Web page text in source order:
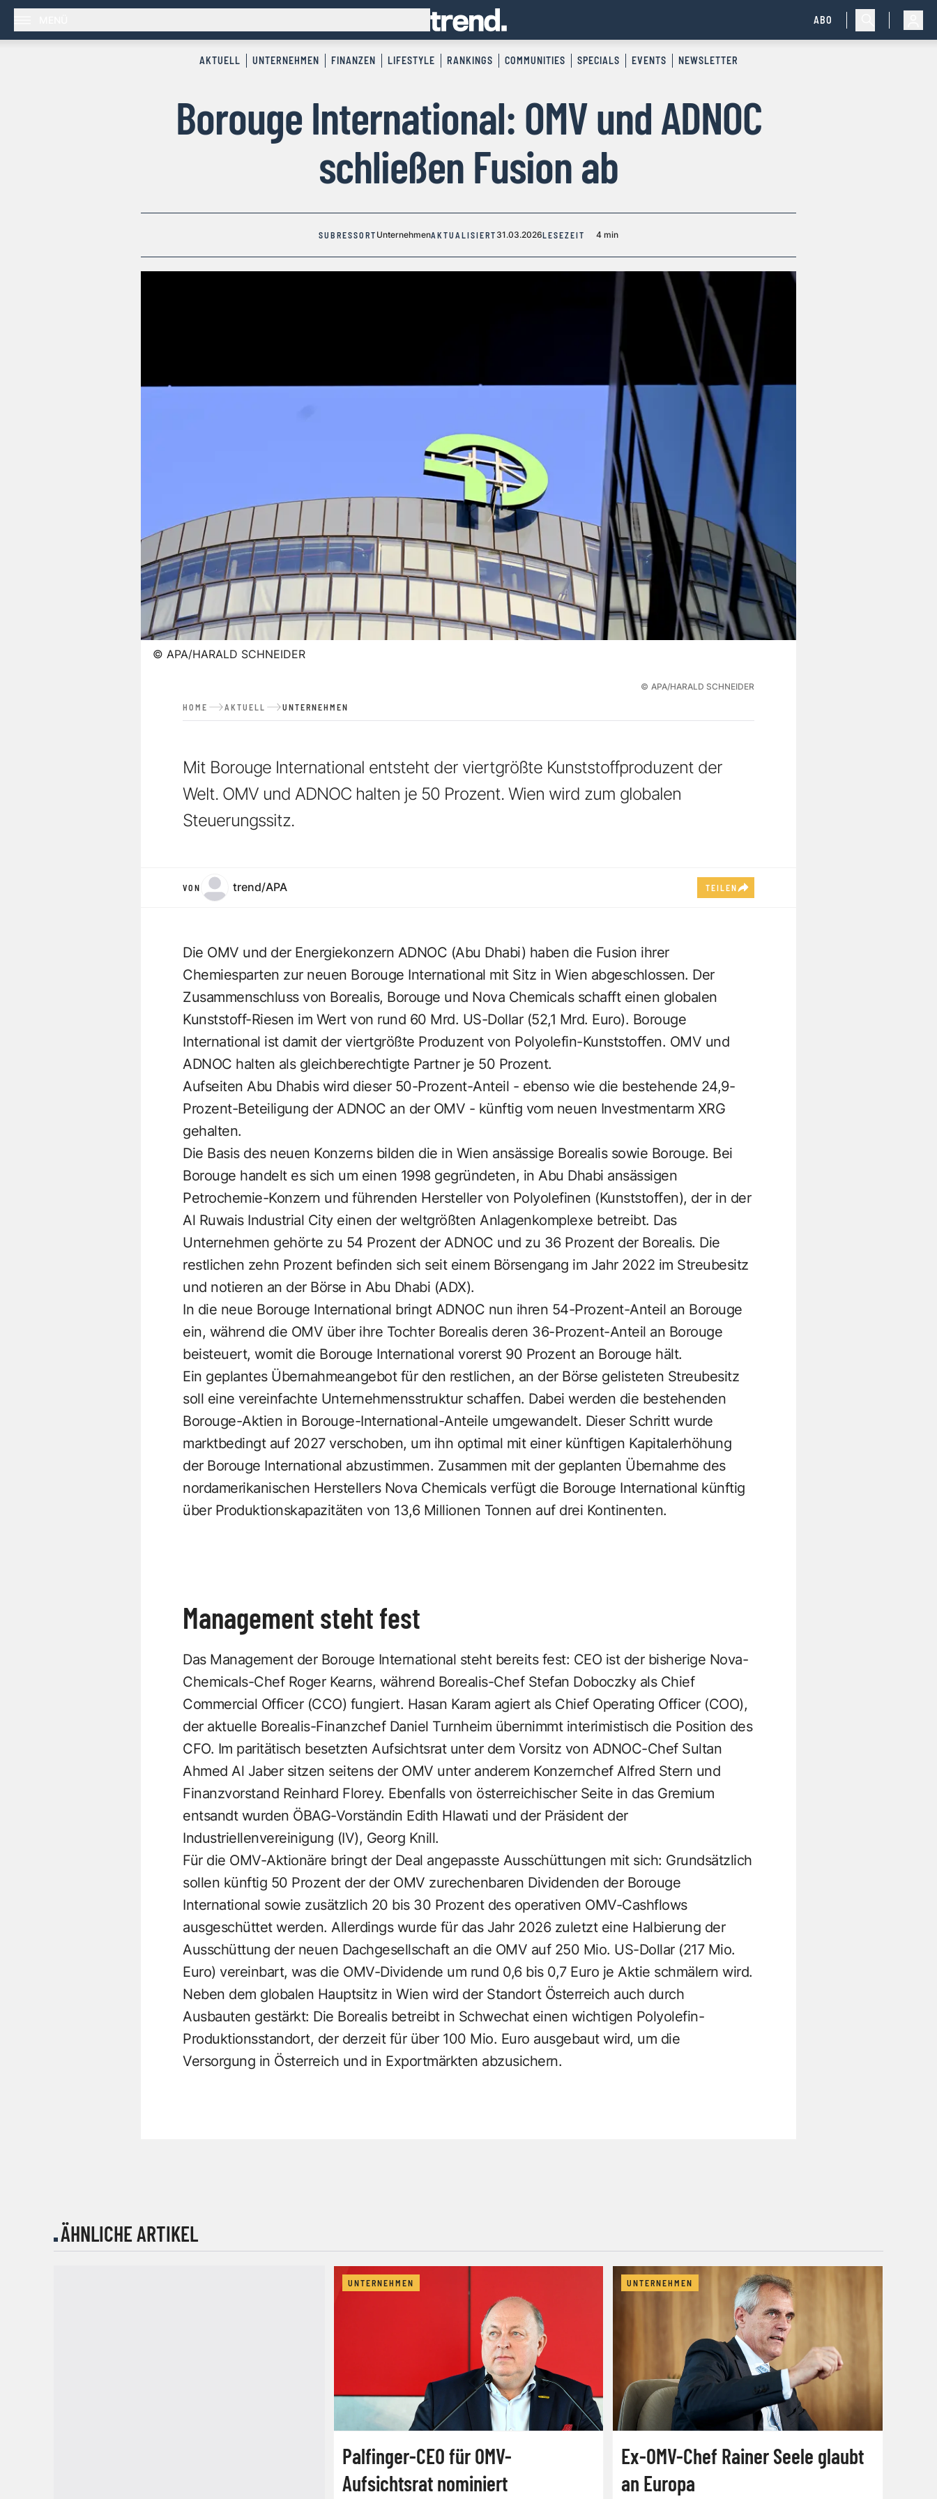
ABO
AKTUELL UNTERNEHMEN FINANZEN LIFESTYLE RANKINGS COMMUNITIES SPECIALS EVENTS NEWSLETTER
Borouge International: OMV und ADNOC
schließen Fusion ab
SUBRESSORT UnternehmenAKTUALISIERT 31.03.2026LESEZEIT 4 min
© APA/HARALD SCHNEIDER
© APA/HARALD SCHNEIDER
HOME AKTUELL UNTERNEHMEN
Mit Borouge International entsteht der viertgrößte Kunststoffproduzent der
Welt. OMV und ADNOC halten je 50 Prozent. Wien wird zum globalen
Steuerungssitz.
VON trend/APA TEILEN
Die OMV und der Energiekonzern ADNOC (Abu Dhabi) haben die Fusion ihrer
Chemiesparten zur neuen Borouge International mit Sitz in Wien abgeschlossen. Der
Zusammenschluss von Borealis, Borouge und Nova Chemicals schafft einen globalen
Kunststoff-Riesen im Wert von rund 60 Mrd. US-Dollar (52,1 Mrd. Euro). Borouge
International ist damit der viertgrößte Produzent von Polyolefin-Kunststoffen. OMV und
ADNOC halten als gleichberechtigte Partner je 50 Prozent.
Aufseiten Abu Dhabis wird dieser 50-Prozent-Anteil - ebenso wie die bestehende 24,9-
Prozent-Beteiligung der ADNOC an der OMV - künftig vom neuen Investmentarm XRG
gehalten.
Die Basis des neuen Konzerns bilden die in Wien ansässige Borealis sowie Borouge. Bei
Borouge handelt es sich um einen 1998 gegründeten, in Abu Dhabi ansässigen
Petrochemie-Konzern und führenden Hersteller von Polyolefinen (Kunststoffen), der in der
Al Ruwais Industrial City einen der weltgrößten Anlagenkomplexe betreibt. Das
Unternehmen gehörte zu 54 Prozent der ADNOC und zu 36 Prozent der Borealis. Die
restlichen zehn Prozent befinden sich seit einem Börsengang im Jahr 2022 im Streubesitz
und notieren an der Börse in Abu Dhabi (ADX).
In die neue Borouge International bringt ADNOC nun ihren 54-Prozent-Anteil an Borouge
ein, während die OMV über ihre Tochter Borealis deren 36-Prozent-Anteil an Borouge
beisteuert, womit die Borouge International vorerst 90 Prozent an Borouge hält.
Ein geplantes Übernahmeangebot für den restlichen, an der Börse gelisteten Streubesitz
soll eine vereinfachte Unternehmensstruktur schaffen. Dabei werden die bestehenden
Borouge-Aktien in Borouge-International-Anteile umgewandelt. Dieser Schritt wurde
marktbedingt auf 2027 verschoben, um ihn optimal mit einer künftigen Kapitalerhöhung
der Borouge International abzustimmen. Zusammen mit der geplanten Übernahme des
nordamerikanischen Herstellers Nova Chemicals verfügt die Borouge International künftig
über Produktionskapazitäten von 13,6 Millionen Tonnen auf drei Kontinenten.
Management steht fest
Das Management der Borouge International steht bereits fest: CEO ist der bisherige Nova-
Chemicals-Chef Roger Kearns, während Borealis-Chef Stefan Doboczky als Chief
Commercial Officer (CCO) fungiert. Hasan Karam agiert als Chief Operating Officer (COO),
der aktuelle Borealis-Finanzchef Daniel Turnheim übernimmt interimistisch die Position des
CFO. Im paritätisch besetzten Aufsichtsrat unter dem Vorsitz von ADNOC-Chef Sultan
Ahmed Al Jaber sitzen seitens der OMV unter anderem Konzernchef Alfred Stern und
Finanzvorstand Reinhard Florey. Ebenfalls von österreichischer Seite in das Gremium
entsandt wurden ÖBAG-Vorständin Edith Hlawati und der Präsident der
Industriellenvereinigung (IV), Georg Knill.
Für die OMV-Aktionäre bringt der Deal angepasste Ausschüttungen mit sich: Grundsätzlich
sollen künftig 50 Prozent der der OMV zurechenbaren Dividenden der Borouge
International sowie zusätzlich 20 bis 30 Prozent des operativen OMV-Cashflows
ausgeschüttet werden. Allerdings wurde für das Jahr 2026 zuletzt eine Halbierung der
Ausschüttung der neuen Dachgesellschaft an die OMV auf 250 Mio. US-Dollar (217 Mio.
Euro) vereinbart, was die OMV-Dividende um rund 0,6 bis 0,7 Euro je Aktie schmälern wird.
Neben dem globalen Hauptsitz in Wien wird der Standort Österreich auch durch
Ausbauten gestärkt: Die Borealis betreibt in Schwechat einen wichtigen Polyolefin-
Produktionsstandort, der derzeit für über 100 Mio. Euro ausgebaut wird, um die
Versorgung in Österreich und in Exportmärkten abzusichern.
ÄHNLICHE ARTIKEL
UNTERNEHMEN
Palfinger-CEO für OMV-
Aufsichtsrat nominiert
UNTERNEHMEN
Ex-OMV-Chef Rainer Seele glaubt
an Europa